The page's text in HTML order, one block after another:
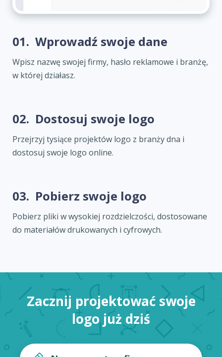
01. Wprowadź swoje dane
Wpisz nazwę swojej firmy, hasło reklamowe i branżę,
w której działasz.
02. Dostosuj swoje logo
Przejrzyj tysiące projektów logo z branży dna i
dostosuj swoje logo online.
03. Pobierz swoje logo
Pobierz pliki w wysokiej rozdzielczości, dostosowane
do materiałów drukowanych i cyfrowych.
Zacznij projektować swoje
logo już dziś